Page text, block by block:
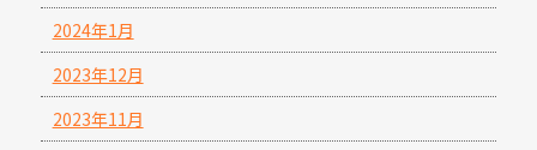
2024年1月
2023年12月
2023年11月